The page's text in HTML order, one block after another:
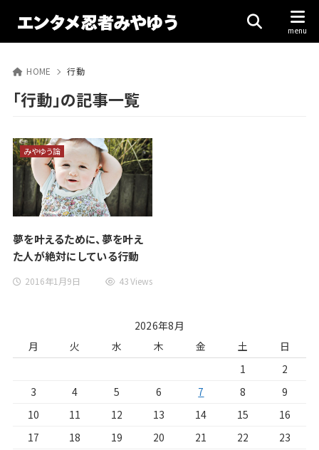
HOME 行動
「行動」の記事一覧
夢を叶えるために、夢を叶え
た人が絶対にしている行動
2016年1月9日
みやゆう論
43 Views
2026年8月
月
火 水 木 金 土
日
1
2
3
4 5 6 7 8
9
10
11 12 13 14 15
16
17
18 19 20 21 22
23